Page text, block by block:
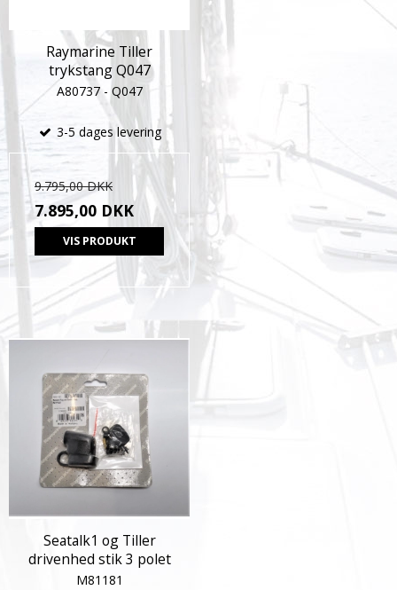
Raymarine Tiller
trykstang Q047
A80737 - Q047
3-5 dages levering
9.795,00 DKK
7.895,00 DKK
VIS PRODUKT
Seatalk1 og Tiller
drivenhed stik 3 polet
M81181